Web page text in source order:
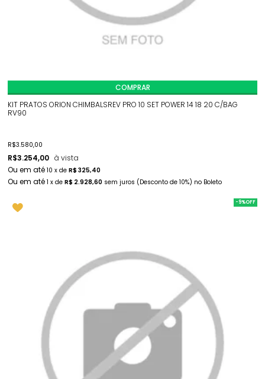
KIT PRATOS ORION CHIMBALSREV PRO 10 SET POWER 14 18 20 C/BAG
RV90
R$3.580,00
R$3.254,00 à vista
10 x de R$ 325,40
1 x de R$ 2.928,60 sem juros (Desconto de 10%) no Boleto
COMPRAR
-9%